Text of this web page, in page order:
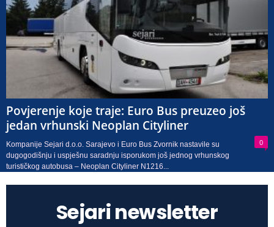
Povjerenje koje traje: Euro Bus preuzeo još
jedan vrhunski Neoplan Cityliner
0
Kompanije Sejari d.o.o. Sarajevo i Euro Bus Zvornik nastavile su
dugogodišnju i uspješnu saradnju isporukom još jednog vrhunskog
turističkog autobusa – Neoplan Cityliner N1216...
Sejari newsletter